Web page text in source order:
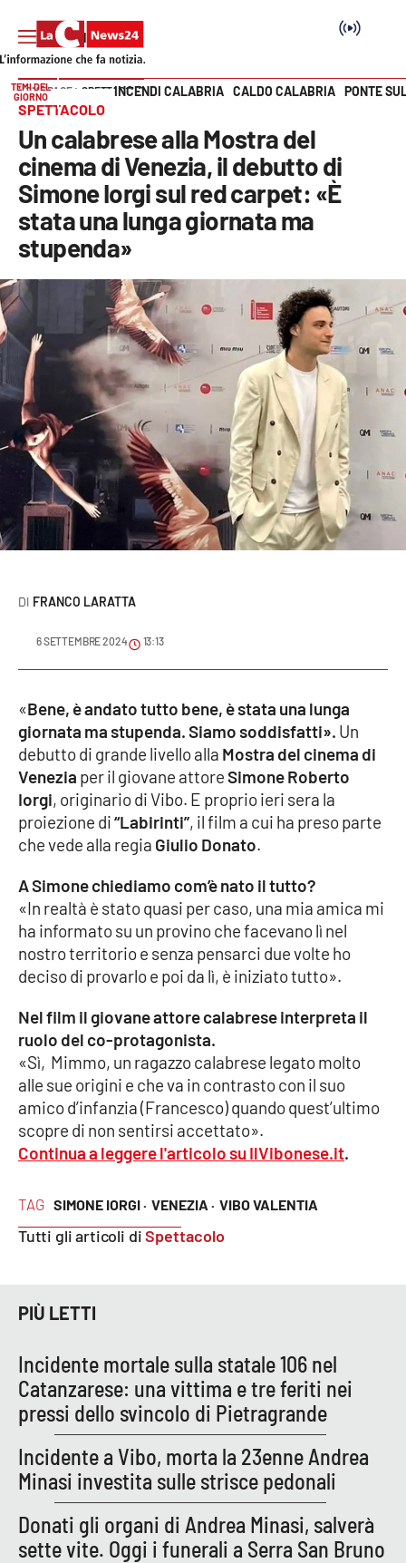
SEZIONI
Cronaca
Politica
Attualità
Economia e lavoro
Italia Mondo
Sanità
Sport
Cultura
Meteo
Editoriali
VIDEO
Ambiente
Cronaca
Cultura
Economia e Lavoro
Politica
Società
Sport
RUBRICHE
Parchi Marini Calabria
Le perfidie di Antonella Grippo
Venti di comunicazione
STREAMING
LaC TV
Vai
TEMI DEL
GIORNO
INCENDI CALABRIA CALDO CALABRIA PONTE
HOME PAGE SPETTACOLO
SPETTACOLO
Un calabrese alla Mostra del
cinema di Venezia, il debutto di
Simone Iorgi sul red carpet: «È
stata una lunga giornata ma
stupenda»
FRANCO LARATTA
6 SETTEMBRE 2024 13:13
TAG SIMONE IORGI · VENEZIA · VIBO VALENTIA
Tutti gli articoli diSpettacolo
«Bene, è andato tutto bene, è stata una lunga
giornata ma stupenda. Siamo soddisfatti». Un
debutto di grande livello alla Mostra del cinema di
Venezia per il giovane attoreSimone Roberto
Iorgi, originario di Vibo. E proprio ieri sera la
proiezione di“Labirinti”, il film a cui ha preso parte
che vede alla regia Giulio Donato.
A Simone chiediamo com’è nato il tutto?
«In realtà è stato quasi per caso, una mia amica mi
ha informato su un provino che facevano lì nel
nostro territorio e senza pensarci due volte ho
deciso di provarlo e poi da lì, è iniziato tutto».
Nel film il giovane attore calabrese interpreta il
ruolo del co-protagonista.
«Sì, Mimmo, un ragazzo calabrese legato molto
alle sue origini e che va in contrasto con il suo
amico d’infanzia (Francesco) quando quest’ultimo
scopre di non sentirsi accettato».
Continua a leggere l'articolo su IlVibonese.it.
PIÙ LETTI
Incidente mortale sulla statale 106 nel
Catanzarese: una vittima e tre feriti nei
pressi dello svincolo di Pietragrande
Incidente a Vibo, morta la 23enne Andrea
Minasi investita sulle strisce pedonali
Donati gli organi di Andrea Minasi, salverà
sette vite. Oggi i funerali a Serra San Bruno